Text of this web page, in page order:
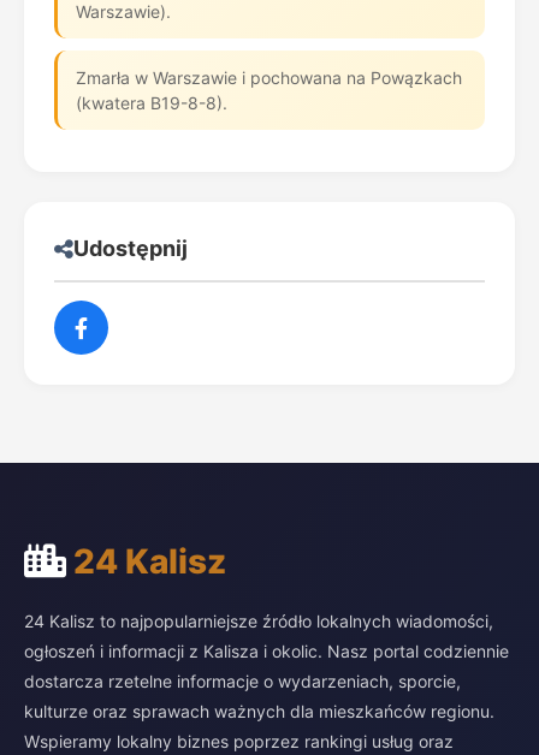
Warszawie).
Zmarła w Warszawie i pochowana na Powązkach
(kwatera B19-8-8).
Udostępnij
24 Kalisz
24 Kalisz to najpopularniejsze źródło lokalnych wiadomości,
ogłoszeń i informacji z Kalisza i okolic. Nasz portal codziennie
dostarcza rzetelne informacje o wydarzeniach, sporcie,
kulturze oraz sprawach ważnych dla mieszkańców regionu.
Wspieramy lokalny biznes poprzez rankingi usług oraz